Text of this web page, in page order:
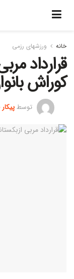
خانه ورزشهای رزمی
قرارداد
کوراش
توسط